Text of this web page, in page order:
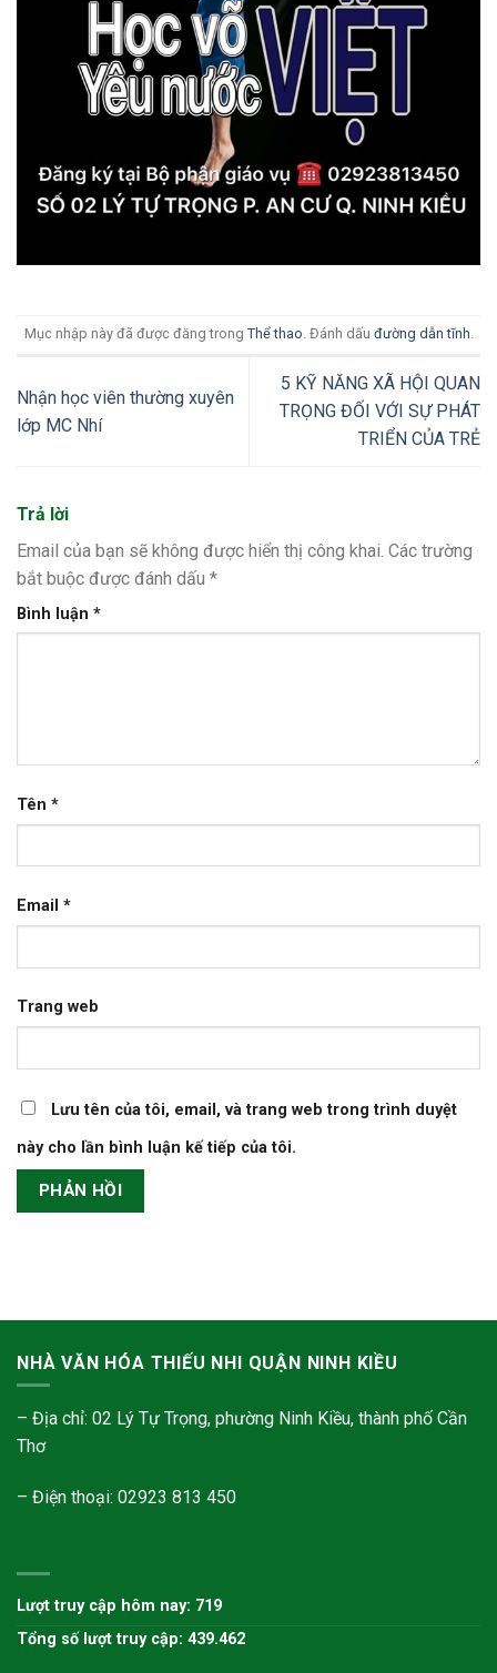
Mục nhập này đã được đăng trong Thể thao. Đánh dấu đường dẫn tĩnh.
Nhận học viên thường xuyên
lớp MC Nhí
5 KỸ NĂNG XÃ HỘI QUAN
TRỌNG ĐỐI VỚI SỰ PHÁT
TRIỂN CỦA TRẺ
Trả lời
Email của bạn sẽ không được hiển thị công khai. Các trường
bắt buộc được đánh dấu *
Bình luận *
Tên *
Email *
Trang web
Lưu tên của tôi, email, và trang web trong trình duyệt
này cho lần bình luận kế tiếp của tôi.
NHÀ VĂN HÓA THIẾU NHI QUẬN NINH KIỀU
– Địa chỉ: 02 Lý Tự Trọng, phường Ninh Kiều, thành phố Cần
Thơ
– Điện thoại: 02923 813 450
Lượt truy cập hôm nay: 719
Tổng số lượt truy cập: 439.462